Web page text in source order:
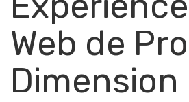
Web de
Dimension